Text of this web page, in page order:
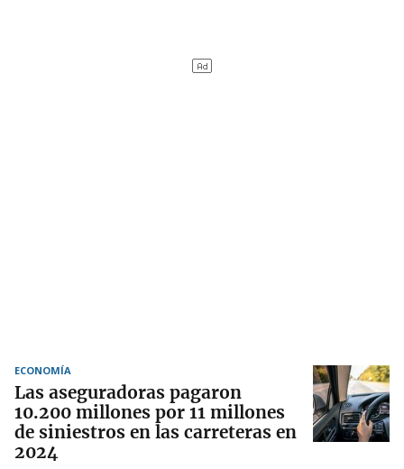
ECONOMÍA
Las aseguradoras pagaron
10.200 millones por 11 millones
de siniestros en las carreteras en
2024